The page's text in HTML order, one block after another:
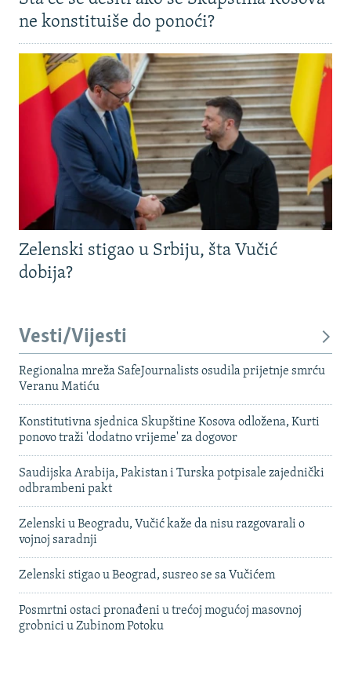
ne konstituiše do ponoći?
Zelenski stigao u Srbiju, šta Vučić
dobija?
Vesti/Vijesti
Regionalna mreža SafeJournalists osudila prijetnje smrću
Veranu Matiću
Konstitutivna sjednica Skupštine Kosova odložena, Kurti
ponovo traži 'dodatno vrijeme' za dogovor
Saudijska Arabija, Pakistan i Turska potpisale zajednički
odbrambeni pakt
Zelenski u Beogradu, Vučić kaže da nisu razgovarali o
vojnoj saradnji
Zelenski stigao u Beograd, susreo se sa Vučićem
Posmrtni ostaci pronađeni u trećoj mogućoj masovnoj
grobnici u Zubinom Potoku